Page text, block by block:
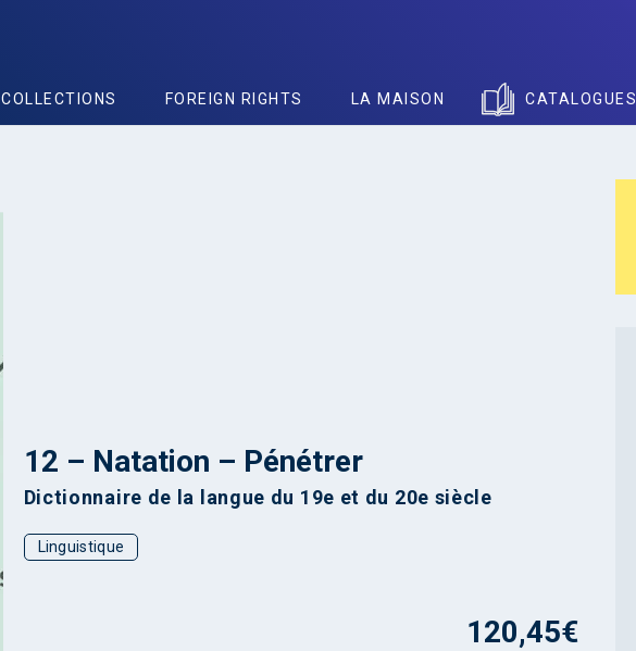
COLLECTIONS FOREIGN RIGHTS LA MAISON CATALOGUES
12 – Natation – Pénétrer
Dictionnaire de la langue du 19e et du 20e siècle
Linguistique
120,45€